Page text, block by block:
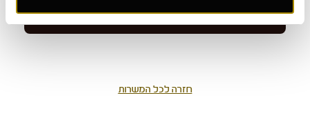
חזרה לכל המשרות